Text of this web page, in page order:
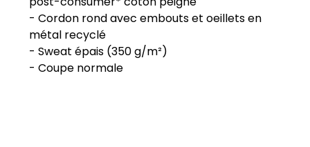
- Cordon rond avec embouts et oeillets en
métal recyclé
- Sweat épais (350 g/m²)